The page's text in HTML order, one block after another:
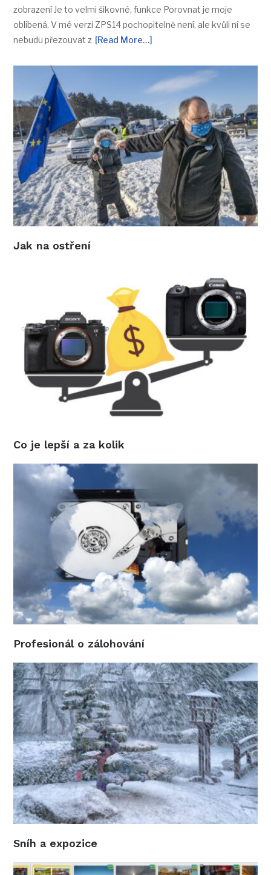
zobrazení Je to velmi šikovné, funkce Porovnat je moje
oblíbená. V mé verzi ZPS14 pochopitelně není, ale kvůli ní se
nebudu přezouvat z [Read More…]
Jak na ostření
Co je lepší a za kolik
Profesionál o zálohování
Sníh a expozice